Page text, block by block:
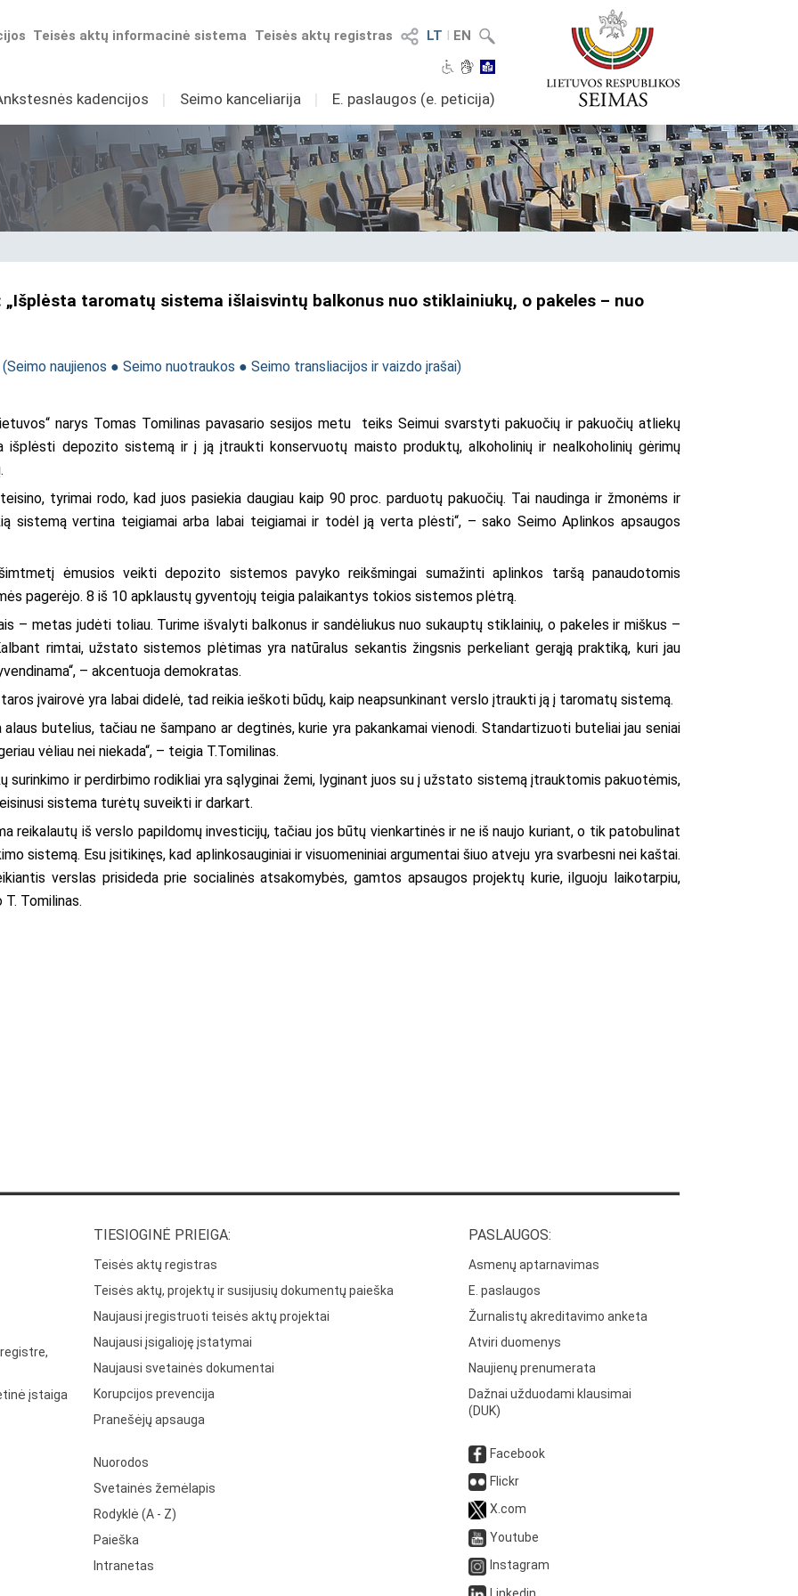
LT I EN
Teisės aktų registras
Teisės aktų informacinė sistema
kadencijos I Seimo kanceliarija I E. paslaugos (e. peticija)
„Išplėsta taromatų sistema išlaisvintų balkonus nuo stiklainiukų, o pakeles – nuo
(Seimo naujienos ● Seimo nuotraukos ● Seimo transliacijos ir vaizdo įrašai)
narys Tomas Tomilinas pavasario sesijos metu
teiks Seimui svarstyti pakuočių ir pakuočių atliekų
išplėsti depozito sistemą ir į ją įtraukti konservuotų maisto produktų, alkoholinių ir nealkoholinių gėrimų
tyrimai rodo, kad juos pasiekia daugiau kaip 90 proc. parduotų pakuočių. Tai naudinga ir žmonėms ir
sistemą vertina teigiamai arba labai teigiamai ir todėl ją verta plėsti“, – sako Seimo Aplinkos apsaugos
ėmusios veikti depozito sistemos pavyko reikšmingai sumažinti aplinkos taršą panaudotomis
pagerėjo. 8 iš 10 apklaustų gyventojų teigia palaikantys tokios sistemos plėtrą.
– metas judėti toliau. Turime išvalyti balkonus ir sandėliukus nuo sukauptų stiklainių, o pakeles ir miškus –
rimtai, užstato sistemos plėtimas yra natūralus sekantis žingsnis perkeliant gerąją praktiką, kuri jau
– akcentuoja demokratas.
įvairovė yra labai didelė, tad reikia ieškoti būdų, kaip neapsunkinant verslo įtraukti ją į taromatų sistemą.
alaus butelius, tačiau ne šampano ar degtinės, kurie yra pakankamai vienodi. Standartizuoti buteliai jau seniai
vėliau nei niekada“, – teigia T.Tomilinas.
surinkimo ir perdirbimo rodikliai yra sąlyginai žemi, lyginant juos su į užstato sistemą įtrauktomis pakuotėmis,
sistema turėtų suveikti ir darkart.
reikalautų iš verslo papildomų investicijų, tačiau jos būtų vienkartinės ir ne iš naujo kuriant, o tik patobulinat
sistemą. Esu įsitikinęs, kad aplinkosauginiai ir visuomeniniai argumentai šiuo atveju yra svarbesni nei kaštai.
verslas prisideda prie socialinės atsakomybės, gamtos apsaugos projektų kurie, ilguoju laikotarpiu,
T. Tomilinas.
įstaiga
TIESIOGINĖ PRIEIGA:
Teisės aktų registras
Teisės aktų, projektų ir susijusių dokumentų paieška
Naujausi įregistruoti teisės aktų projektai
Naujausi įsigalioję įstatymai
Naujausi svetainės dokumentai
Korupcijos prevencija
Pranešėjų apsauga
Nuorodos
Svetainės žemėlapis
Rodyklė (A - Z)
Paieška
Intranetas
PASLAUGOS:
Asmenų aptarnavimas
E. paslaugos
Žurnalistų akreditavimo anketa
Atviri duomenys
Naujienų prenumerata
Dažnai užduodami klausimai
(DUK)
Facebook
Flickr
X.com
Youtube
Instagram
Linkedin